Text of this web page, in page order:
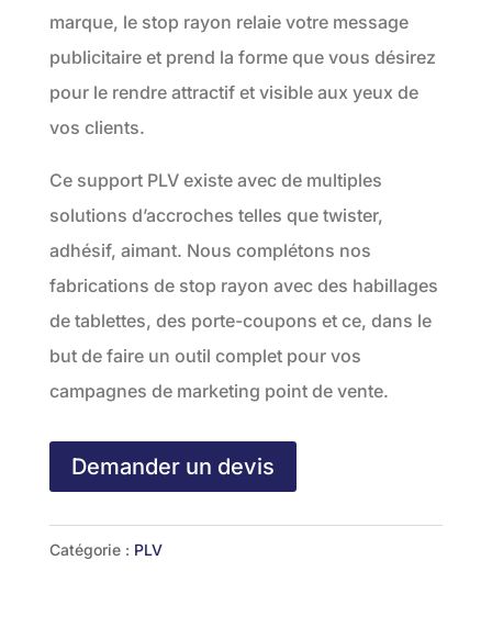
marque, le stop rayon relaie votre message
publicitaire et prend la forme que vous désirez
pour le rendre attractif et visible aux yeux de
vos clients.
Ce support PLV existe avec de multiples
solutions d’accroches telles que twister,
adhésif, aimant. Nous complétons nos
fabrications de stop rayon avec des habillages
de tablettes, des porte-coupons et ce, dans le
but de faire un outil complet pour vos
campagnes de marketing point de vente.
Demander un devis
Catégorie : PLV